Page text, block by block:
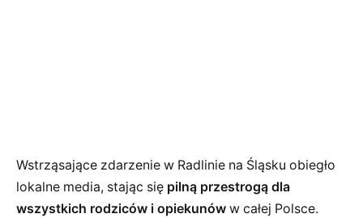
Wstrząsające zdarzenie w Radlinie na Śląsku obiegło
lokalne media, stając się pilną przestrogą dla
wszystkich rodziców i opiekunów w całej Polsce.